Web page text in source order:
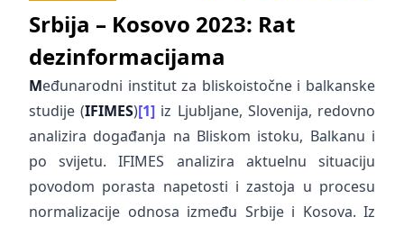
Srbija – Kosovo 2023: Rat
dezinformacijama
Međunarodni institut za bliskoistočne i balkanske
studije (IFIMES)[1] iz Ljubljane, Slovenija, redovno
analizira događanja na Bliskom istoku, Balkanu i
po svijetu. IFIMES analizira aktuelnu situaciju
povodom porasta napetosti i zastoja u procesu
normalizacije odnosa između Srbije i Kosova. Iz